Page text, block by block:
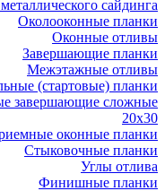
сайдинга
Околооконные планки
Оконные отливы
Завершающие планки
Межэтажные отливы
(стартовые) планки
завершающие сложные
20x30
оконные планки
Стыковочные планки
Углы отлива
Финишные планки